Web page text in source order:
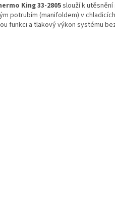
King 33-2805slouží k
potrubím (manifoldem) v
funkci a tlakový výkon systému